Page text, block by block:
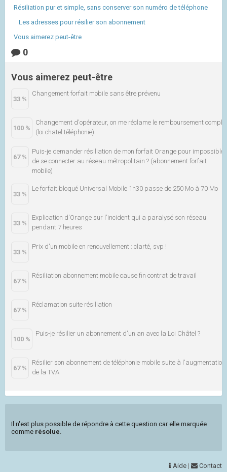
Résiliation pur et simple, sans conserver son numéro de téléphone
Les adresses pour résilier son abonnement
Vous aimerez peut-être
0
Vous aimerez peut-être
33 %
Changement forfait mobile sans être prévenu
100 %
Changement d'opérateur, on me réclame le remboursement complet
(loi chatel téléphonie)
67 %
Puis-je demander résiliation de mon forfait Orange pour impossible
de se connecter au réseau métropolitain ? (abonnement forfait
mobile)
33 %
Le forfait bloqué Universal Mobile 1h30 passe de 250 Mo à 70 Mo
33 %
Explication d'Orange sur l'incident qui a paralysé son réseau
pendant 7 heures
33 %
Prix d'un mobile en renouvellement : clarté, svp !
67 %
Résiliation abonnement mobile cause fin contrat de travail
67 %
Réclamation suite résiliation
100 %
Puis-je résilier un abonnement d'un an avec la Loi Châtel ?
67 %
Résilier son abonnement de téléphonie mobile suite à l'augmentation
de la TVA
Il n'est plus possible de répondre à cette question car elle marquée
comme résolue
Aide | Contact